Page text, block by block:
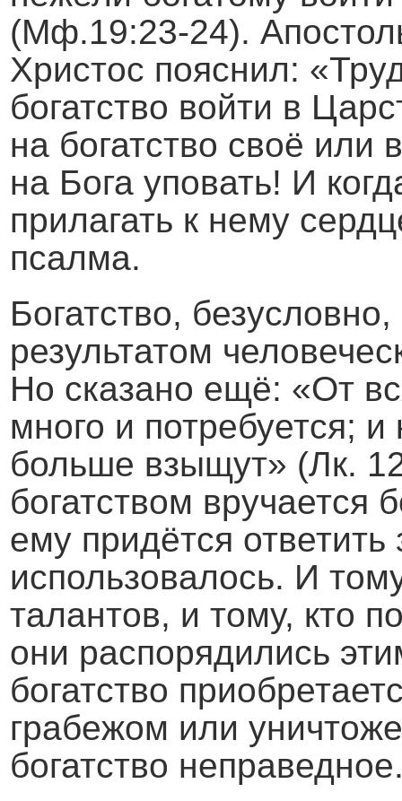
(Мф.19:23-24).
Христос пояснил:
богатство войти в
на богатство своё или
на Бога уповать! И
прилагать к нему
псалма.
Богатство,
результатом
Но сказано ещё: «От
много и потребуется;
больше взыщут» (Лк.
богатством вручается
ему придётся ответить
использовалось. И
талантов, и тому, кто
они распорядились
богатство
грабежом или
богатство